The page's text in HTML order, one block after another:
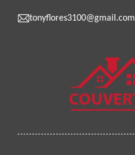
tonyflores3100@gmail.com